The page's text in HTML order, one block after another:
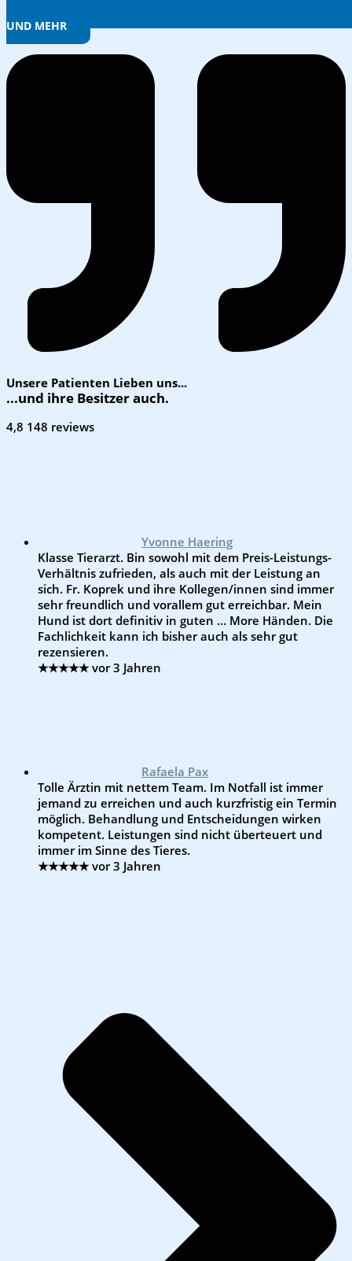
UND MEHR
Unsere Patienten Lieben uns...
...und ihre Besitzer auch.
4,8 148 reviews
Yvonne Haering
Klasse Tierarzt. Bin sowohl mit dem Preis-Leistungs-
Verhältnis zufrieden, als auch mit der Leistung an
sich. Fr. Koprek und ihre Kollegen/innen sind immer
sehr freundlich und vorallem gut erreichbar. Mein
Hund ist dort definitiv in guten … More Händen. Die
Fachlichkeit kann ich bisher auch als sehr gut
rezensieren.
★★★★★ vor 3 Jahren
Rafaela Pax
Tolle Ärztin mit nettem Team. Im Notfall ist immer
jemand zu erreichen und auch kurzfristig ein Termin
möglich. Behandlung und Entscheidungen wirken
kompetent. Leistungen sind nicht überteuert und
immer im Sinne des Tieres.
★★★★★ vor 3 Jahren